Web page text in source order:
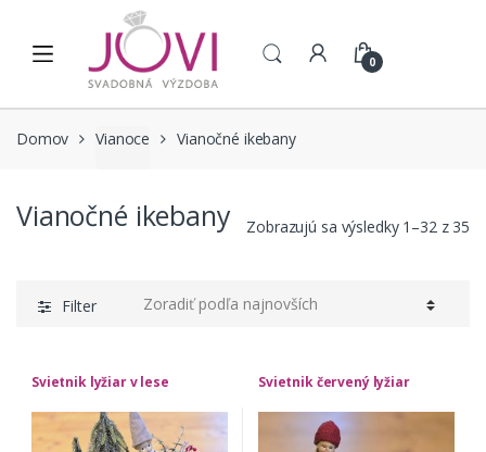
0
Domov Vianoce Vianočné ikebany
Vianočné ikebany Zobrazujú sa výsledky 1–32 z 35
Filter
Svietnik lyžiar v lese Svietnik červený lyžiar